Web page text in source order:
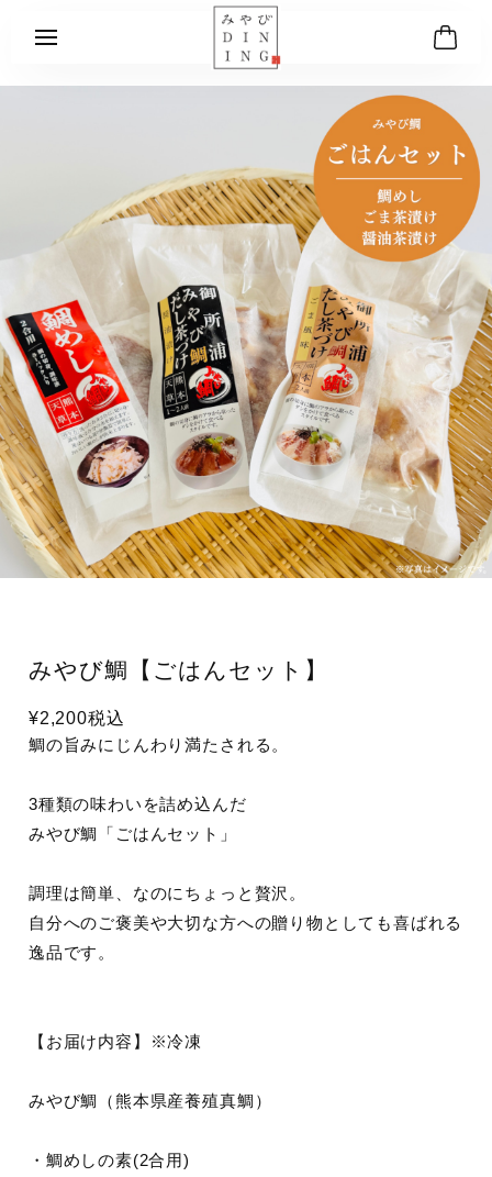
みやび鯛【ごはんセット】
¥2,200税込
鯛の旨みにじんわり満たされる。
3種類の味わいを詰め込んだ
みやび鯛「ごはんセット」
調理は簡単、なのにちょっと贅沢。
自分へのご褒美や大切な方への贈り物としても喜ばれる
逸品です。
【お届け内容】※冷凍
みやび鯛（熊本県産養殖真鯛）
・鯛めしの素(2合用)